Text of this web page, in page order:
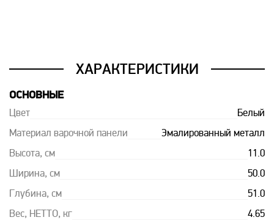
ХАРАКТЕРИСТИКИ
ОСНОВНЫЕ
Цвет Белый
Материал варочной панели Эмалированный металл
Высота, см 11.0
Ширина, см 50.0
Глубина, см 51.0
Вес, НЕТТО, кг 4.65